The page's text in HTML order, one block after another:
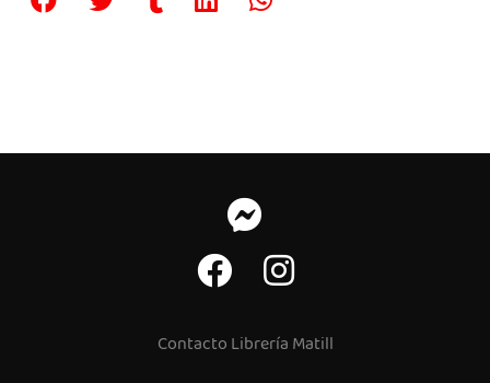
Contacto Librería Matill